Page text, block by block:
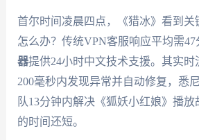
首尔时间凌晨四点，《猎冰》看到关
怎么办？传统VPN客服响应平均需47
器提供24小时中文技术支援。其实时
200毫秒内发现异常并自动修复，悉
队13分钟内解决《狐妖小红娘》播
的时间还短。